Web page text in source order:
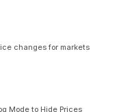
changes for markets
Mode to Hide Prices